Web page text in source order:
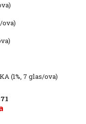
ova)
(1%, 7 glas/ova)